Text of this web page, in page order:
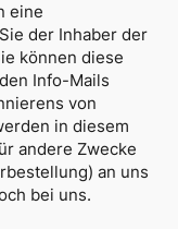
eine
der Inhaber der
können diese
Info-Mails
von
in diesem
andere Zwecke
an uns
bei uns.